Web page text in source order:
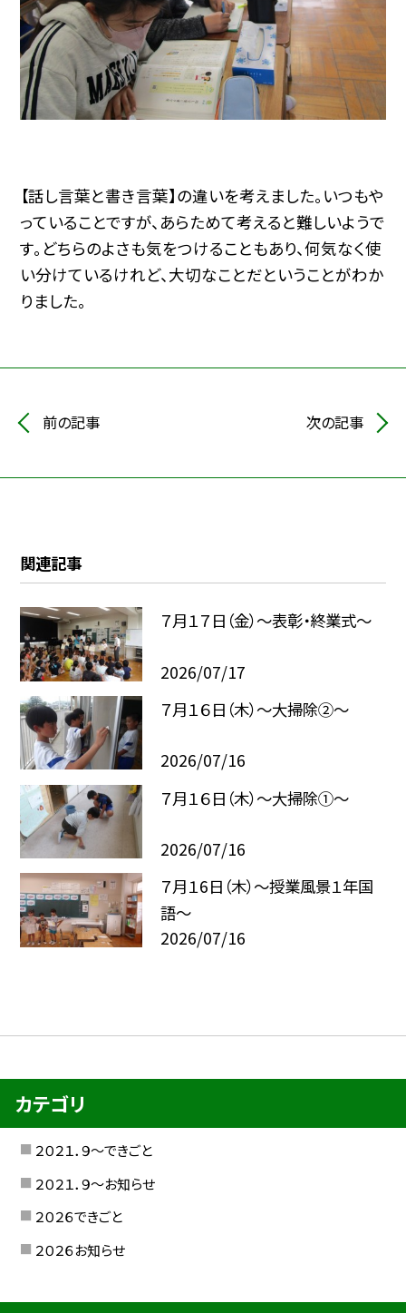
【話し言葉と書き言葉】の違いを考えました。いつもや
っていることですが、あらためて考えると難しいようで
す。どちらのよさも気をつけることもあり、何気なく使
い分けているけれど、大切なことだということがわか
りました。
前の記事 次の記事
関連記事
７月１７日（金）～表彰・終業式～
2026/07/17
７月１６日（木）～大掃除②～
2026/07/16
７月１６日（木）～大掃除①～
2026/07/16
７月１6日（木）～授業風景１年国
語～
2026/07/16
カテゴリ
２０２１．９〜できごと
２０２１．９〜お知らせ
２０２６できごと
２０２６お知らせ